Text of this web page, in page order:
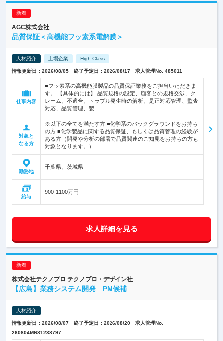
AGC株式会社
品質保証＜高機能フッ素系電解膜＞
人材紹介 上場企業 High Class
情報更新日：2026/08/05 終了予定日：2026/08/17 求人管理No. 485011
仕事内容
■フッ素系の高機能膜製品の品質保証業務をご担当いただきま
す。 【具体的には】 品質規格の設定、顧客との規格交渉、ク
レーム、不適合、トラブル発生時の解析、是正対応管理、監査
対応、品質管理、製…
対象と
なる方
※以下の全てを満たす方 ■化学系のバックグラウンドをお持ち
の方 ■化学製品に関する品質保証、もしくは品質管理の経験が
ある方（開発や分析の部署で品質関連のご知見をお持ちの方も
対象となります。） …
勤務地
千葉県、茨城県
給与
900-1100万円
求人詳細を見る
株式会社テクノプロ テクノプロ・デザイン社
【広島】業務システム開発 PM候補
人材紹介
情報更新日：2026/08/07 終了予定日：2026/08/20 求人管理No.
260804MN81238797